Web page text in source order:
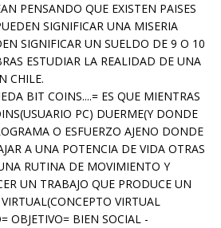
PENSANDO QUE EXISTEN PAISES
SIGNIFICAR UNA MISERIA
SIGNIFICAR UN SUELDO DE 9 O 10
ESTUDIAR LA REALIDAD DE UNA
CHILE.
BIT COINS....= ES QUE MIENTRAS
PC) DUERME(Y DONDE
O ESFUERZO AJENO DONDE
A UNA POTENCIA DE VIDA OTRAS
RUTINA DE MOVIMIENTO Y
UN TRABAJO QUE PRODUCE UN
VIRTUAL
OBJETIVO= BIEN SOCIAL -